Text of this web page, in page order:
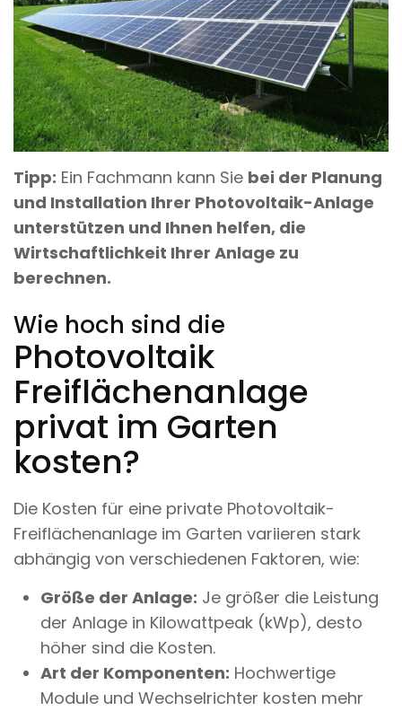
Tipp: Ein Fachmann kann Sie bei der Planung
und Installation Ihrer Photovoltaik-Anlage
unterstützen und Ihnen helfen, die
Wirtschaftlichkeit Ihrer Anlage zu
berechnen.
Wie hoch sind die
Photovoltaik
Freiflächenanlage
privat im Garten
kosten?
Die Kosten für eine private Photovoltaik-
Freiflächenanlage im Garten variieren stark
abhängig von verschiedenen Faktoren, wie:
Größe der Anlage: Je größer die Leistung
der Anlage in Kilowattpeak (kWp), desto
höher sind die Kosten.
Art der Komponenten: Hochwertige
Module und Wechselrichter kosten mehr